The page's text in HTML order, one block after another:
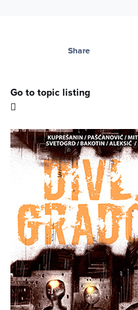
Share
Go to topic listing